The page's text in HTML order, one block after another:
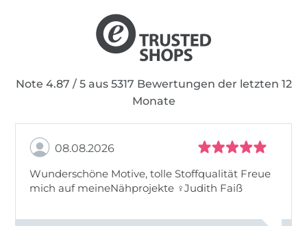
Note 4.87 / 5 aus 5317 Bewertungen der letzten 12
Monate
08.08.2026
Wunderschöne Motive, tolle Stoffqualität Freue
mich auf meineNähprojekte ♀Judith Faiß